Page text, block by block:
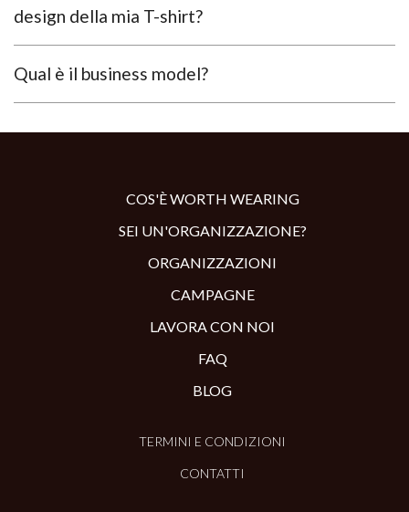
design della mia T-shirt?
Qual è il business model?
COS'È WORTH WEARING
SEI UN'ORGANIZZAZIONE?
ORGANIZZAZIONI
CAMPAGNE
LAVORA CON NOI
FAQ
BLOG
TERMINI E CONDIZIONI
CONTATTI